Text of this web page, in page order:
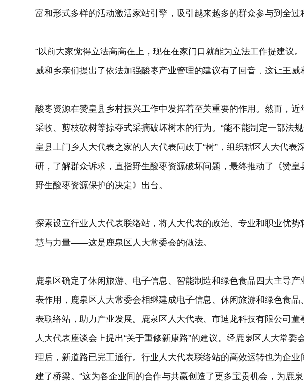
富和形式多样的活动激活家站引擎，吸引越来越多的群众参与到全过
“以前大家觉得立法高高在上，现在在家门口就能为立法工作提建议
威和乡亲们提出了依法加强酸枣产业管理的建议有了回音，这让王威
酸枣资源在赞皇县乡村振兴工作中发挥着至关重要的作用。然而，近
采收、剪枝砍树等掠夺式采摘破坏树木的行为。“能不能制定一部法
皇县土门乡人大代表之家的人大代表问政于“树”，组织辖区人大代表
研，了解群众诉求，直指野生酸枣资源破坏问题，最终推动了《赞皇
野生酸枣资源保护的决定》出台。
探索设立行业人大代表联络站，将人大代表的政治、专业和职业优势
慧与力量——这是鹿泉区人大常委会的做法。
鹿泉区确定了休闲旅游、电子信息、智能制造和绿色食品四大主导
表作用，鹿泉区人大常委会相继建成电子信息、休闲旅游和绿色食
表联络站，助力产业发展。鹿泉区人大代表、市迪龙科技有限公司董
人大代表座谈会上提出“关于重修新康路”的建议。经鹿泉区人大常委
理后，新道路已完工通行。行业人大代表联络站的高效运转也为企业
建了桥梁。“这为各企业间的合作与共赢创造了更多宝贵机会，为鹿